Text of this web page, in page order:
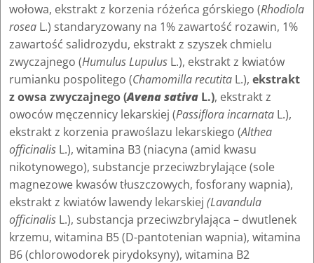
wołowa, ekstrakt z korzenia różeńca górskiego (Rhodiola
rosea L.) standaryzowany na 1% zawartość rozawin, 1%
zawartość salidrozydu, ekstrakt z szyszek chmielu
zwyczajnego (Humulus Lupulus L.), ekstrakt z kwiatów
rumianku pospolitego (Chamomilla recutita L.), ekstrakt
z owsa zwyczajnego (Avena sativa L.), ekstrakt z
owoców męczennicy lekarskiej (Passiflora incarnata L.),
ekstrakt z korzenia prawoślazu lekarskiego (Althea
officinalis L.), witamina B3 (niacyna (amid kwasu
nikotynowego), substancje przeciwzbrylające (sole
magnezowe kwasów tłuszczowych, fosforany wapnia),
ekstrakt z kwiatów lawendy lekarskiej (Lavandula
officinalis L.), substancja przeciwzbrylająca – dwutlenek
krzemu, witamina B5 (D-pantotenian wapnia), witamina
B6 (chlorowodorek pirydoksyny), witamina B2